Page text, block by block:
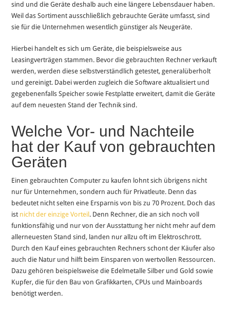
sind und die Geräte deshalb auch eine längere Lebensdauer haben.
Weil das Sortiment ausschließlich gebrauchte Geräte umfasst, sind
sie für die Unternehmen wesentlich günstiger als Neugeräte.
Hierbei handelt es sich um Geräte, die beispielsweise aus
Leasingverträgen stammen. Bevor die gebrauchten Rechner verkauft
werden, werden diese selbstverständlich getestet, generalüberholt
und gereinigt. Dabei werden zugleich die Software aktualisiert und
gegebenenfalls Speicher sowie Festplatte erweitert, damit die Geräte
auf dem neuesten Stand der Technik sind.
Welche Vor- und Nachteile
hat der Kauf von gebrauchten
Geräten
Einen gebrauchten Computer zu kaufen lohnt sich übrigens nicht
nur für Unternehmen, sondern auch für Privatleute. Denn das
bedeutet nicht selten eine Ersparnis von bis zu 70 Prozent. Doch das
ist nicht der einzige Vorteil . Denn Rechner, die an sich noch voll
funktionsfähig und nur von der Ausstattung her nicht mehr auf dem
allerneuesten Stand sind, landen nur allzu oft im Elektroschrott.
Durch den Kauf eines gebrauchten Rechners schont der Käufer also
auch die Natur und hilft beim Einsparen von wertvollen Ressourcen.
Dazu gehören beispielsweise die Edelmetalle Silber und Gold sowie
Kupfer, die für den Bau von Grafikkarten, CPUs und Mainboards
benötigt werden.